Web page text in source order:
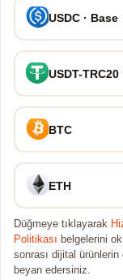
USDC · Base
USDT-TRC20
BTC
ETH
Düğmeye tıklayarak
Politikası belgelerini
sonrası dijital ürünlerin
beyan edersiniz.